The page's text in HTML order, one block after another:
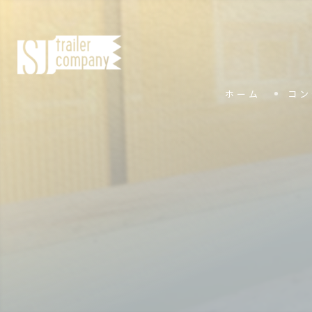
ホーム コ